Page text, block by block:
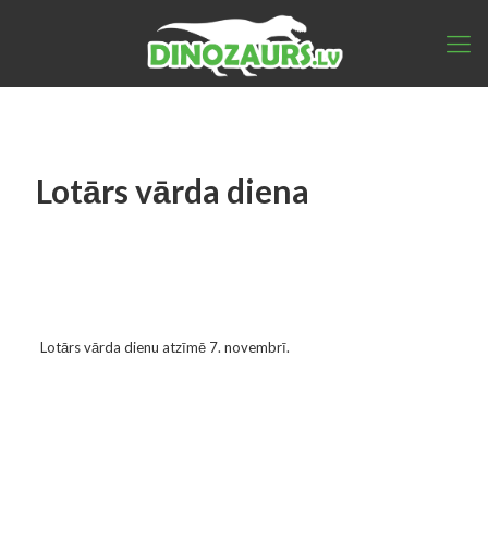
Lotārs vārda diena
Lotārs vārda dienu atzīmē 7. novembrī.